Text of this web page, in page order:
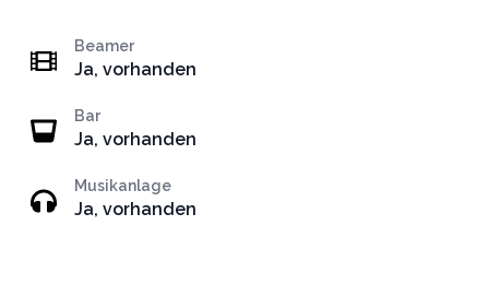
Beamer
Ja, vorhanden
Bar
Ja, vorhanden
Musikanlage
Ja, vorhanden